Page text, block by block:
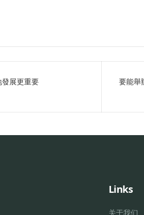
展更重要
要能舉
Links
关于我们